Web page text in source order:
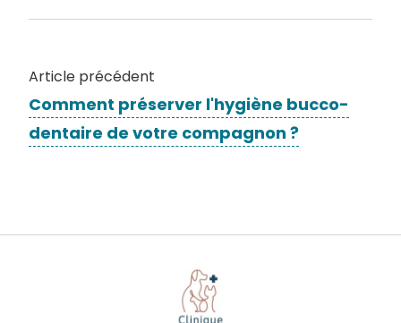
Article précédent
Comment préserver l'hygiène bucco-
dentaire de votre compagnon ?